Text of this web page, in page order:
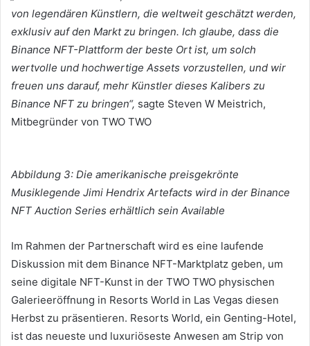
von legendären Künstlern, die weltweit geschätzt werden,
exklusiv auf den Markt zu bringen. Ich glaube, dass die
Binance NFT-Plattform der beste Ort ist, um solch
wertvolle und hochwertige Assets vorzustellen, und wir
freuen uns darauf, mehr Künstler dieses Kalibers zu
Binance NFT zu bringen“, sagte Steven W Meistrich,
Mitbegründer von TWO TWO
Abbildung 3: Die amerikanische preisgekrönte
Musiklegende Jimi Hendrix Artefacts wird in der Binance
NFT Auction Series erhältlich sein Available
Im Rahmen der Partnerschaft wird es eine laufende
Diskussion mit dem Binance NFT-Marktplatz geben, um
seine digitale NFT-Kunst in der TWO TWO physischen
Galerieeröffnung in Resorts World in Las Vegas diesen
Herbst zu präsentieren. Resorts World, ein Genting-Hotel,
ist das neueste und luxuriöseste Anwesen am Strip von